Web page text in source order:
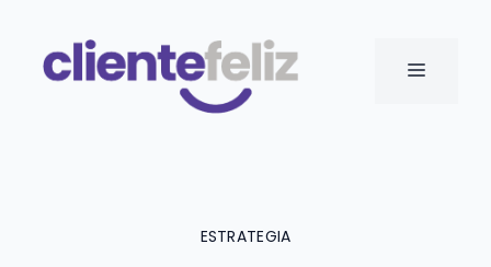
contenido
MENÚ
ESTRATEGIA